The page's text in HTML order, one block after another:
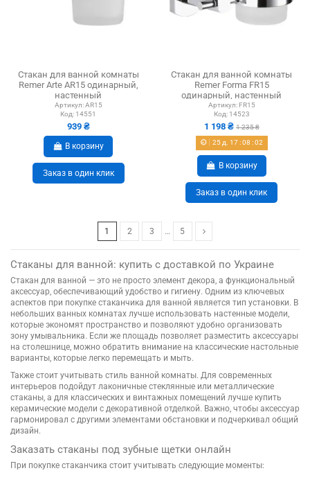
Стакан для ванной комнаты
Remer Arte AR15 одинарный,
настенный
Артикул: AR15
Код: 14551
939 ₴
В корзину
Заказ в один клик
Стакан для ванной комнаты
Remer Forma FR15
одинарный, настенный
Артикул: FR15
Код: 14523
1 198 ₴ 1 235 ₴
25д. 17:08 :01
В корзину
Заказ в один клик
1 2 3 … 5
Стаканы для ванной: купить с доставкой по Украине
Стакан для ванной — это не просто элемент декора, а функциональный
аксессуар, обеспечивающий удобство и гигиену. Одним из ключевых
аспектов при покупке стаканчика для ванной является тип установки. В
небольших ванных комнатах лучше использовать настенные модели,
которые экономят пространство и позволяют удобно организовать
зону умывальника. Если же площадь позволяет разместить аксессуары
на столешнице, можно обратить внимание на классические настольные
варианты, которые легко перемещать и мыть.
Также стоит учитывать стиль ванной комнаты. Для современных
интерьеров подойдут лаконичные стеклянные или металлические
стаканы, а для классических и винтажных помещений лучше купить
керамические модели с декоративной отделкой. Важно, чтобы аксессуар
гармонировал с другими элементами обстановки и подчеркивал общий
дизайн.
Заказать стаканы под зубные щетки онлайн
При покупке стаканчика стоит учитывать следующие моменты: